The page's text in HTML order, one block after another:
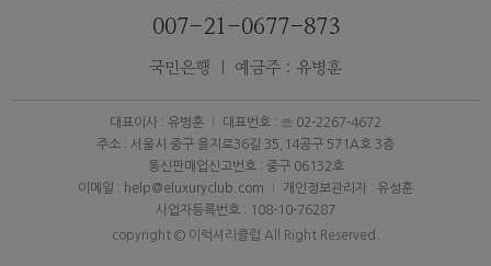
007-21-0677-873
국민은행 ｜ 예금주 : 유병훈
대표이사 : 유병훈
대표번호 : ☏ 02-2267-4672
주소 : 서울시 중구 을지로36길 35,14공구 571A호 3층
통신판매업신고번호 : 중구 06132호
이메일 : help@eluxuryclub.com
개인정보관리자 : 유성훈
사업자등록번호 : 108-10-76287
copyright © 이럭셔리클럽 All Right Reserved.